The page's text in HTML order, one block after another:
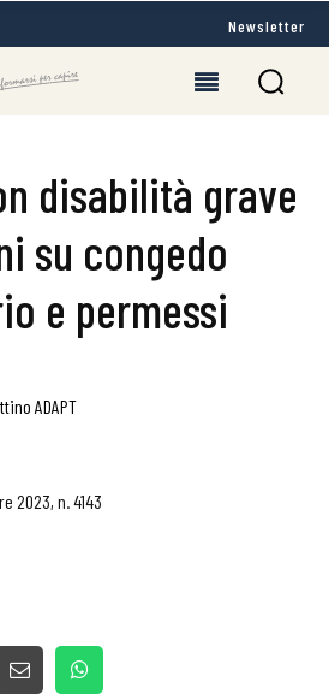
Newsletter
disabilità grave
su congedo
e permessi
ADAPT
2023, n. 4143